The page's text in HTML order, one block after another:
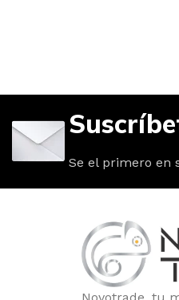
Se el primero en
Novotrade, tu